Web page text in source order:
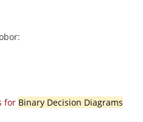
for Binary Decision Diagrams